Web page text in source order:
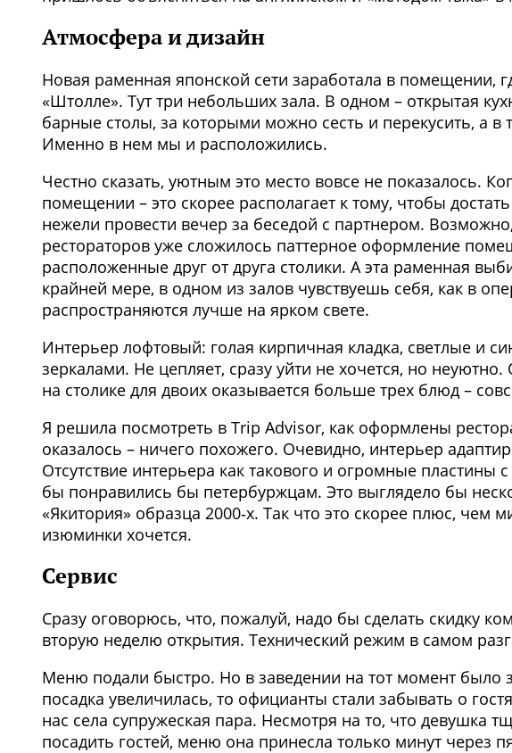
Атмосфера и дизайн
Новая раменная японской сети заработала в помещении,
«Штолле». Тут три небольших зала. В одном – открытая
барные столы, за которыми можно сесть и перекусить, а в
Именно в нем мы и расположились.
Честно сказать, уютным это место вовсе не показалось.
помещении – это скорее располагает к тому, чтобы
нежели провести вечер за беседой с партнером.
рестораторов уже сложилось паттерное оформление
расположенные друг от друга столики. А эта раменная
крайней мере, в одном из залов чувствуешь себя, как в
распространяются лучше на ярком свете.
Интерьер лофтовый: голая кирпичная кладка, светлые и
зеркалами. Не цепляет, сразу уйти не хочется, но
на столике для двоих оказывается больше трех блюд –
Я решила посмотреть в Trip Advisor, как оформлены
оказалось – ничего похожего. Очевидно, интерьер
Отсутствие интерьера как такового и огромные пластины
бы понравились бы петербуржцам. Это выглядело бы
«Якитория» образца 2000‑х. Так что это скорее плюс, чем
изюминки хочется.
Сервис
Сразу оговорюсь, что, пожалуй, надо бы сделать скидку
вторую неделю открытия. Технический режим в самом
Меню подали быстро. Но в заведении на тот момент было
посадка увеличилась, то официанты стали забывать о
нас села супружеская пара. Несмотря на то, что девушка
посадить гостей, меню она принесла только минут через